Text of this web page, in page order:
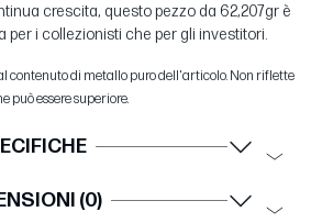
crescita, questo pezzo da 62,207gr è
per i collezionisti che per gli investitori.
contenuto di metallo puro dell'articolo. Non riflette
può essere superiore.
(0)